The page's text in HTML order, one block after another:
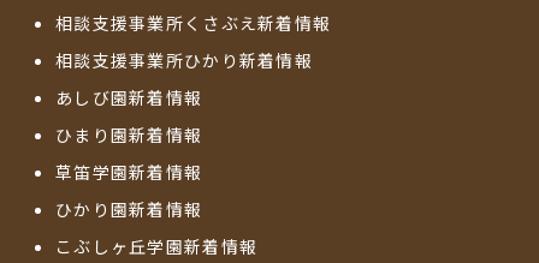
相談支援事業所くさぶえ新着情報
相談支援事業所ひかり新着情報
あしび園新着情報
ひまり園新着情報
草笛学園新着情報
ひかり園新着情報
こぶしヶ丘学園新着情報